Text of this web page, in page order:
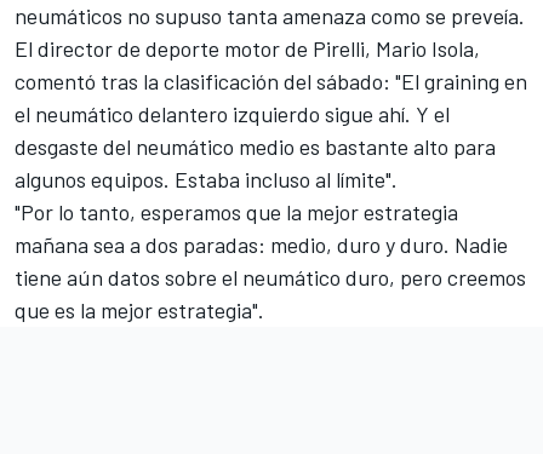
neumáticos no supuso tanta amenaza como se preveía.
El director de deporte motor de Pirelli, Mario Isola,
comentó tras la clasificación del sábado: "El graining en
el neumático delantero izquierdo sigue ahí. Y el
desgaste del neumático medio es bastante alto para
algunos equipos. Estaba incluso al límite".
"Por lo tanto, esperamos que la mejor estrategia
mañana sea a dos paradas: medio, duro y duro. Nadie
tiene aún datos sobre el neumático duro, pero creemos
que es la mejor estrategia".